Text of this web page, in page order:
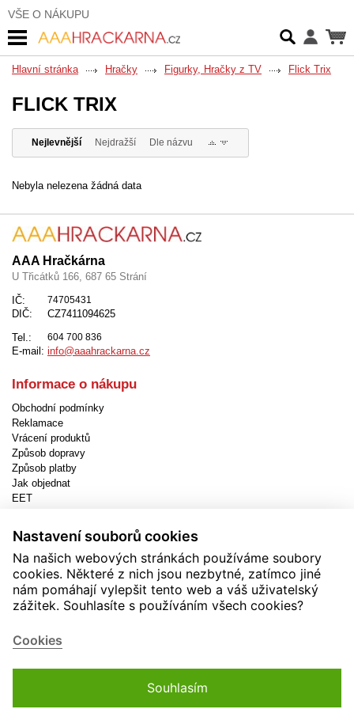
VŠE O NÁKUPU
Hlavní stránka Hračky Figurky, Hračky z TV Flick Trix
FLICK TRIX
Nejlevnější Nejdražší Dle názvu
Nebyla nelezena žádná data
AAA Hračkárna
U Třicátků 166, 687 65 Strání
IČ:
74705431
DIČ:
CZ7411094625
Tel.:
604 700 836
E-mail: info@aaahrackarna.cz
Informace o nákupu
Obchodní podmínky
Reklamace
Vrácení produktů
Způsob dopravy
Způsob platby
Jak objednat
EET
Užitečné informace
Novinky
Akční produkty
Kontakty
Zásady používání cookies
Nastavení souborů cookies
Na našich webových stránkách používáme soubory
cookies. Některé z nich jsou nezbytné, zatímco jiné
nám pomáhají vylepšit tento web a váš uživatelský
zážitek. Souhlasíte s používáním všech cookies?
Cookies
Souhlasím